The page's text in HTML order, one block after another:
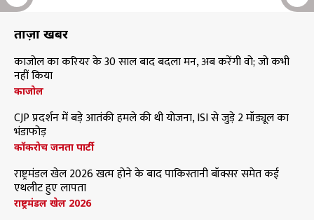
ताज़ा खबरें
काजोल का करियर के 30 साल बाद बदला मन, अब करेंगी वो; जो कभी
नहीं किया
काजोल
CJP प्रदर्शन में बड़े आतंकी हमले की थी योजना, ISI से जुड़े 2 मॉड्यूल का
भंडाफोड़
कॉकरोच जनता पार्टी
राष्ट्रमंडल खेल 2026 खत्म होने के बाद पाकिस्तानी बॉक्सर समेत कई
एथलीट हुए लापता
राष्ट्रमंडल खेल 2026